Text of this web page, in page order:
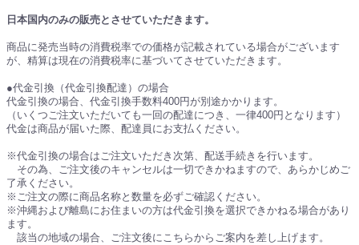
日本国内のみの販売とさせていただきます。
商品に発売当時の消費税率での価格が記載されている場合がございます
が、精算は現在の消費税率に基づいてさせていただきます。
●代金引換（代金引換配達）の場合
代金引換の場合、代金引換手数料400円が別途かかります。
（いくつご注文いただいても一回の配達につき、一律400円となります）
代金は商品が届いた際、配達員にお支払ください。
※代金引換の場合はご注文いただき次第、配送手続きを行います。
その為、ご注文後のキャンセルは一切できかねますので、あらかじめご
了承ください。
※ご注文の際に商品名称と数量を必ずご確認ください。
※沖縄および離島にお住まいの方は代金引換を選択できかねる場合があり
ます。
該当の地域の場合、ご注文後にこちらからご案内を差し上げます。